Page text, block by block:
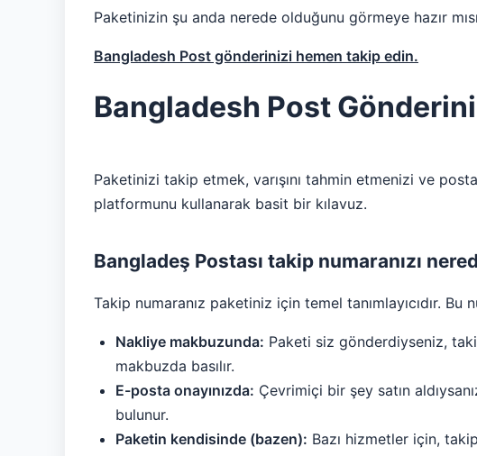
Paketinizin şu anda nerede olduğunu görmeye hazır
Bangladesh Post gönderinizi hemen takip edin.
Bangladesh Post
Paketinizi takip etmek, varışını tahmin etmenizi ve
platformunu kullanarak basit bir kılavuz.
Bangladeş Postası takip numaranızı
Takip numaranız paketiniz için temel tanımlayıcıdır.
Nakliye makbuzunda: Paketi siz gönderdiyseniz,
makbuzda basılır.
E-posta onayınızda: Çevrimiçi bir şey satın
bulunur.
Paketin kendisinde (bazen): Bazı hizmetler için,